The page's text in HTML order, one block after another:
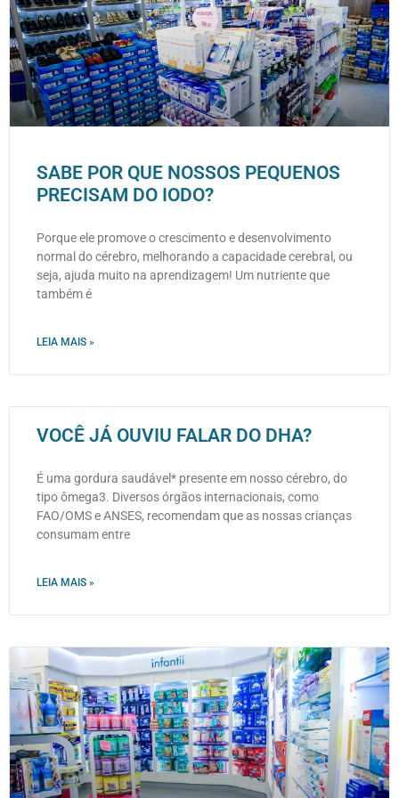
SABE POR QUE NOSSOS PEQUENOS
PRECISAM DO IODO?
Porque ele promove o crescimento e desenvolvimento
normal do cérebro, melhorando a capacidade cerebral, ou
seja, ajuda muito na aprendizagem! Um nutriente que
também é
LEIA MAIS »
VOCÊ JÁ OUVIU FALAR DO DHA?
É uma gordura saudável* presente em nosso cérebro, do
tipo ômega3. Diversos órgãos internacionais, como
FAO/OMS e ANSES, recomendam que as nossas crianças
consumam entre
LEIA MAIS »